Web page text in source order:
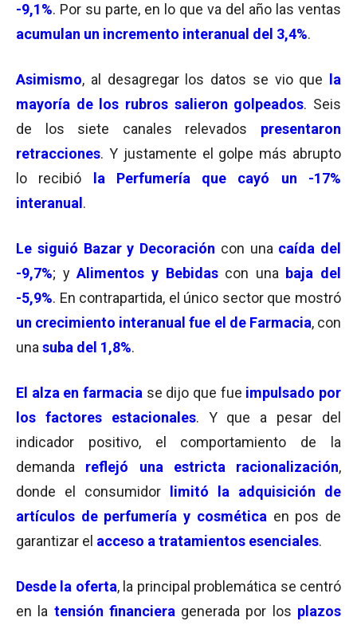
-9,1%. Por su parte, en lo que va del año las ventas
acumulan un incremento interanual del 3,4%.
Asimismo, al desagregar los datos se vio que la
mayoría de los rubros salieron golpeados. Seis
de los siete canales relevados presentaron
retracciones. Y justamente el golpe más abrupto
lo recibió
la Perfumería que cayó un -17%
interanual .
Le siguió Bazar y Decoración con una caída del
-9,7%; yAlimentos y Bebidascon una baja del
-5,9%. En contrapartida, el único sector que mostró
un crecimiento interanual fue el de Farmacia, con
una suba del 1,8%.
El alza en farmacia se dijo que fue impulsado por
los factores estacionales. Y que a pesar del
indicador positivo, el comportamiento de la
demanda reflejó una estricta racionalización,
donde el consumidor
limitó la adquisición de
artículos de perfumería y cosmética en pos de
garantizar el acceso a tratamientos esenciales.
Desde la oferta, la principal problemática se centró
en la tensión financiera generada por los plazos